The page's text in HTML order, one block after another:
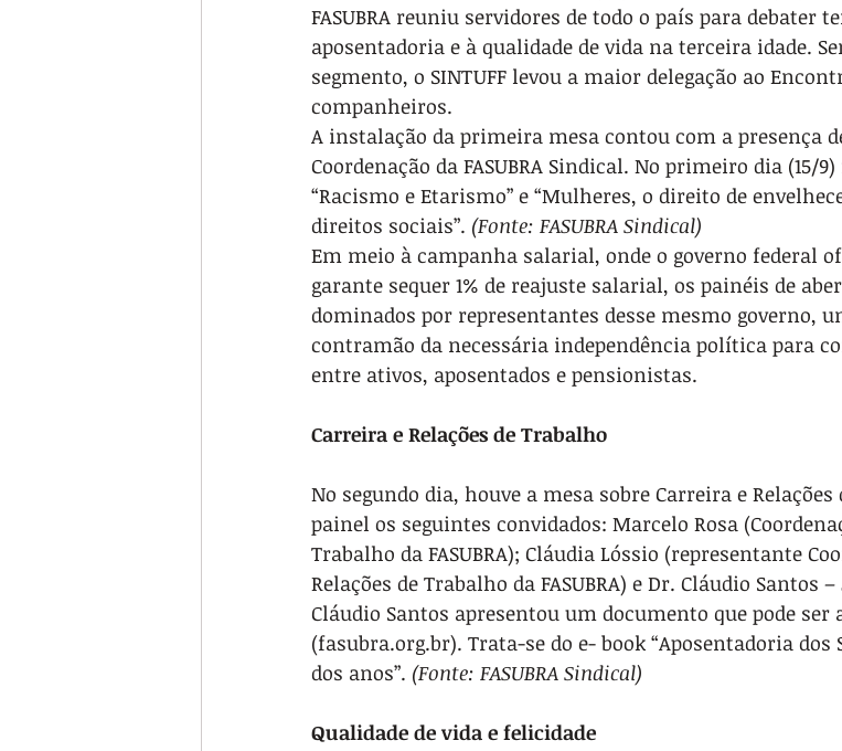
FASUBRA reuniu servidores de todo o país para debater
aposentadoria e à qualidade de vida na terceira idade.
segmento, o SINTUFF levou a maior delegação ao
companheiros.
A instalação da primeira mesa contou com a presença
Coordenação da FASUBRA Sindical. No primeiro dia (15/
“Racismo e Etarismo” e “Mulheres, o direito de
direitos sociais”. (Fonte: FASUBRA Sindical)
Em meio à campanha salarial, onde o governo federal
garante sequer 1% de reajuste salarial, os painéis de
dominados por representantes desse mesmo governo,
contramão da necessária independência política para
entre ativos, aposentados e pensionistas.
Carreira e Relações de Trabalho
No segundo dia, houve a mesa sobre Carreira e
painel os seguintes convidados: Marcelo Rosa
Trabalho da FASUBRA); Cláudia Lóssio (representante
Relações de Trabalho da FASUBRA) e Dr. Cláudio Santos
Cláudio Santos apresentou um documento que pode ser
(fasubra.org.br). Trata-se do e- book “Aposentadoria dos
dos anos”. (Fonte: FASUBRA Sindical)
Qualidade de vida e felicidade